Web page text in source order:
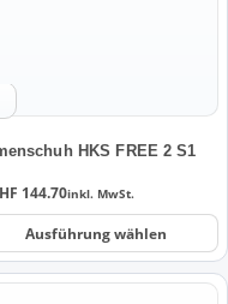
HKS FREE 2 S1
144.70inkl. MwSt.
Ausführung wählen